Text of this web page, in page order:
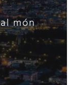
món